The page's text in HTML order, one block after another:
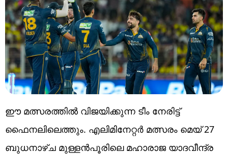
ഈ മത്സരത്തില്‍ വിജയിക്കുന്ന ടീം നേരിട്ട്
ഫൈനലിലെത്തും. എലിമിനേറ്റർ മത്സരം മെയ് 27
ബുധനാഴ്ച മുള്ളൻപൂരിലെ മഹാരാജ യാദവീന്ദ്ര